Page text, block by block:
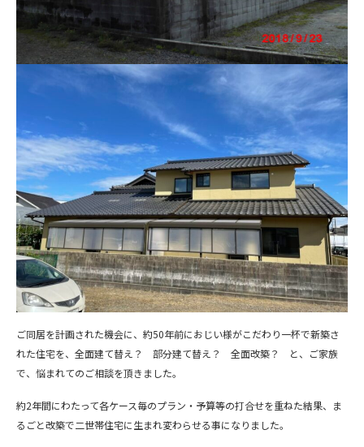
ご同居を計画された機会に、約50年前におじい様がこだわり一杯で新築さ
れた住宅を、全面建て替え？ 部分建て替え？ 全面改築？ と、ご家族
で、悩まれてのご相談を頂きました。
約2年間にわたって各ケース毎のプラン・予算等の打合せを重ねた結果、ま
るごと改築で二世帯住宅に生まれ変わらせる事になりました。